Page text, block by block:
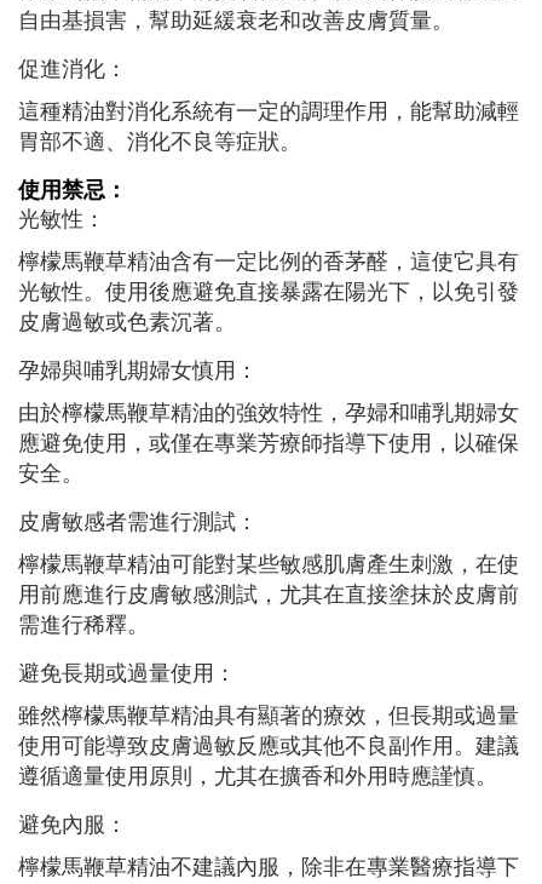
自由基損害，幫助延緩衰老和改善皮膚質量。
促進消化：
這種精油對消化系統有一定的調理作用，能幫助減輕
胃部不適、消化不良等症狀。
使用禁忌：
光敏性：
檸檬馬鞭草精油含有一定比例的香茅醛，這使它具有
光敏性。使用後應避免直接暴露在陽光下，以免引發
皮膚過敏或色素沉著。
孕婦與哺乳期婦女慎用：
由於檸檬馬鞭草精油的強效特性，孕婦和哺乳期婦女
應避免使用，或僅在專業芳療師指導下使用，以確保
安全。
皮膚敏感者需進行測試：
檸檬馬鞭草精油可能對某些敏感肌膚產生刺激，在使
用前應進行皮膚敏感測試，尤其在直接塗抹於皮膚前
需進行稀釋。
避免長期或過量使用：
雖然檸檬馬鞭草精油具有顯著的療效，但長期或過量
使用可能導致皮膚過敏反應或其他不良副作用。建議
遵循適量使用原則，尤其在擴香和外用時應謹慎。
避免內服：
檸檬馬鞭草精油不建議內服，除非在專業醫療指導下